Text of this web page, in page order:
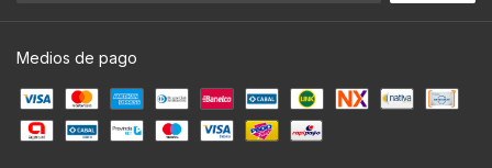
Medios de pago